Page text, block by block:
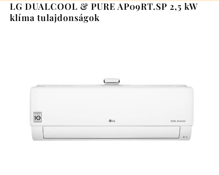
LG DUALCOOL & PURE AP09RT.SP 2,5 kW
klíma tulajdonságok